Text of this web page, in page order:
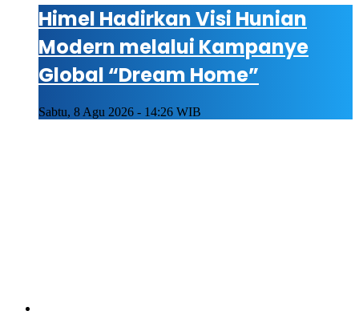
Himel Hadirkan Visi Hunian
Modern melalui Kampanye
Global “Dream Home”
Sabtu, 8 Agu 2026 - 14:26 WIB